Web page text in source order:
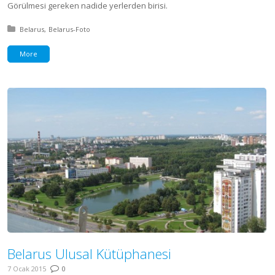
Görülmesi gereken nadide yerlerden birisi.
Posted in:
Belarus Belarus-Foto
More
Belarus Ulusal Kütüphanesi
7 Ocak 2015 0